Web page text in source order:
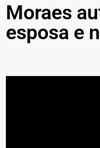
Moraes
esposa e